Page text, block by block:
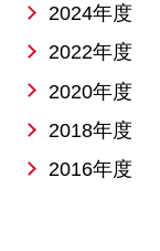
2024年度
2022年度
2020年度
2018年度
2016年度